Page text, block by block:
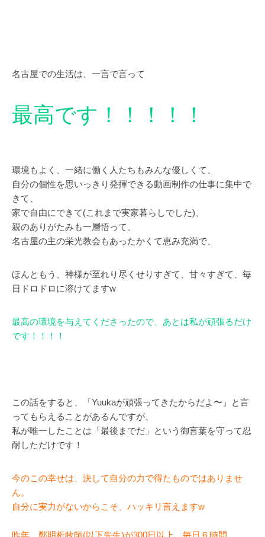
名古屋での生活は、一言で言って
最高です！！！！！
環境もよく、一緒に働く人たちもみんな優しくて、
自分の個性を思いっきり発揮できる動画制作の仕事に集中で
きて、
家で自由にできて(これまで実家暮らしでした)、
親のありがたみも一層悟って、
名古屋の主の栄光教会もあったかくて恵み充満で、
ほんともう、神様が至れり尽くせりすぎて、甘々すぎて、毎
日ドロドロに溶けてますw
最高の環境を与えてくださったので、あとは私が頑張るだけ
です！！！！
この話をすると、「Yuukaが頑張ってきたからだよ〜」と言
ってもらえることがあるんですが、
私が唯一したことは「最後までだ」という御言葉を守って忍
耐しただけです！
今のこの幸せは、決して自分の力で得たものではありませ
ん。
自分に実力がないからこそ、ハッキリ言えますw